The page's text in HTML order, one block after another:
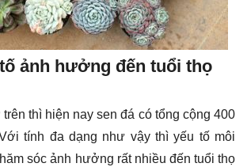
ảnh hưởng đến tuổi thọ
thì hiện nay sen đá có tổng cộng 400
tính đa dạng như vậy thì yếu tố môi
sóc ảnh hưởng rất nhiều đến tuổi thọ